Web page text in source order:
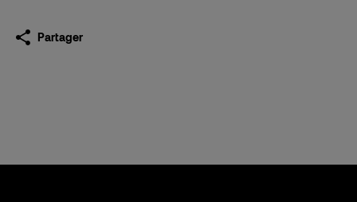
Partager